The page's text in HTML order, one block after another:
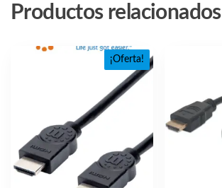
Productos relacionados
¡Oferta!